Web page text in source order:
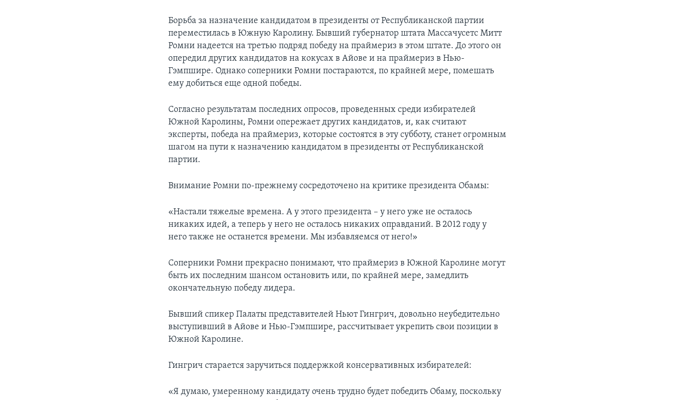
Борьба за назначение кандидатом в президенты от Республиканской партии
переместилась в Южную Каролину. Бывший губернатор штата Массачусетс Митт
Ромни надеется на третью подряд победу на праймериз в этом штате. До этого он
опередил других кандидатов на кокусах в Айове и на праймериз в Нью-
Гэмпшире. Однако соперники Ромни постараются, по крайней мере, помешать
ему добиться еще одной победы.
Согласно результатам последних опросов, проведенных среди избирателей
Южной Каролины, Ромни опережает других кандидатов, и, как считают
эксперты, победа на праймериз, которые состоятся в эту субботу, станет огромным
шагом на пути к назначению кандидатом в президенты от Республиканской
партии.
Внимание Ромни по-прежнему сосредоточено на критике президента Обамы:
«Настали тяжелые времена. А у этого президента – у него уже не осталось
никаких идей, а теперь у него не осталось никаких оправданий. В 2012 году у
него также не останется времени. Мы избавляемся от него!»
Соперники Ромни прекрасно понимают, что праймериз в Южной Каролине могут
быть их последним шансом остановить или, по крайней мере, замедлить
окончательную победу лидера.
Бывший спикер Палаты представителей Ньют Гингрич, довольно неубедительно
выступивший в Айове и Нью-Гэмпшире, рассчитывает укрепить свои позиции в
Южной Каролине.
Гингрич старается заручиться поддержкой консервативных избирателей:
«Я думаю, умеренному кандидату очень трудно будет победить Обаму, поскольку